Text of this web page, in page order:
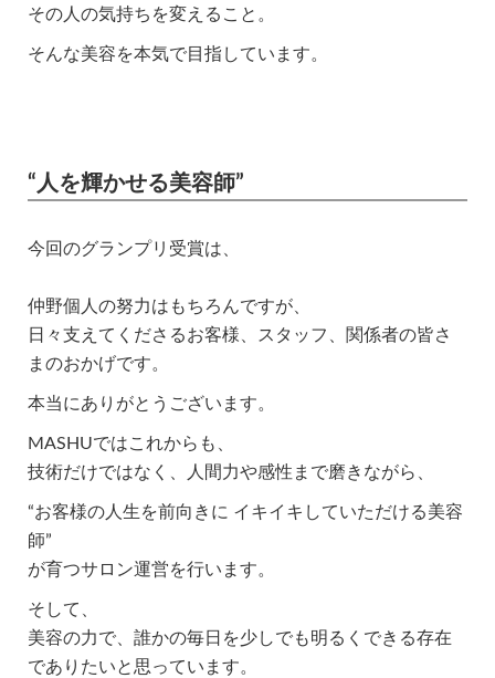
その人の気持ちを変えること。
そんな美容を本気で目指しています。
“人を輝かせる美容師”
今回のグランプリ受賞は、
仲野個人の努力はもちろんですが、
日々支えてくださるお客様、スタッフ、関係者の皆さ
まのおかげです。
本当にありがとうございます。
MASHUではこれからも、
技術だけではなく、人間力や感性まで磨きながら、
“お客様の人生を前向きに イキイキしていただける美容
師”
が育つサロン運営を行います。
そして、
美容の力で、誰かの毎日を少しでも明るくできる存在
でありたいと思っています。